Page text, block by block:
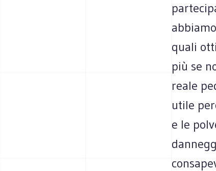
quali
più se
reale
utile
e le